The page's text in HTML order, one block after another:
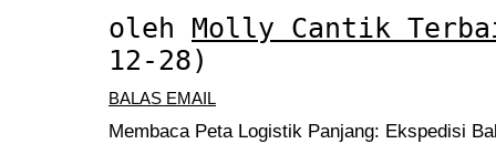
oleh Molly Cantik
12-28)
BALAS EMAIL
Membaca Peta Logistik Panjang: Ekspedisi